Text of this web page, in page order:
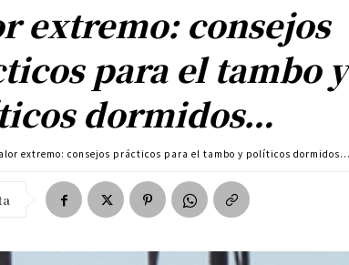
extremo: consejos
para el tambo y
dormidos…
extremo: consejos prácticos para el tambo y políticos dormidos...